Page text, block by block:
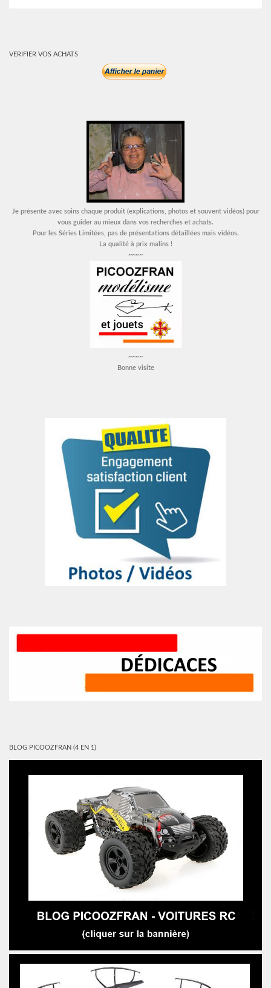
VERIFIER VOS ACHATS
Je présente avec soins chaque produit (explications, photos et souvent vidéos) pour
vous guider au mieux dans vos recherches et achats.
Pour les Séries Limitées, pas de présentations détaillées mais vidéos.
La qualité à prix malins !
~~~~
~~~~
Bonne visite
BLOG PICOOZFRAN (4 EN 1)